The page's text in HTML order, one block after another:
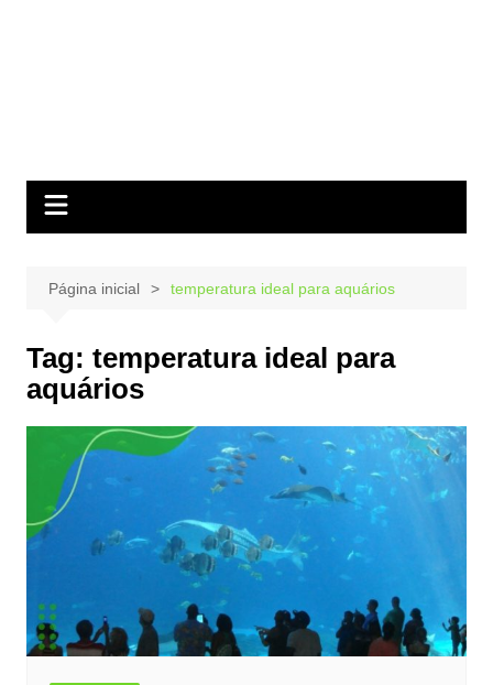
Página inicial temperatura ideal para aquários
Tag: temperatura ideal para
aquários